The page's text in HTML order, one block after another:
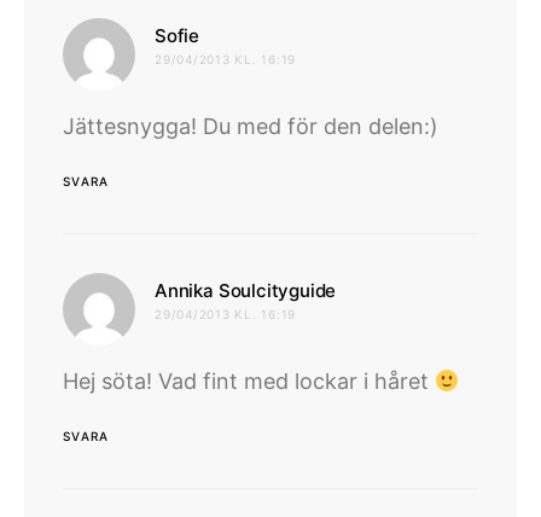
Sofie
29/04/2013 KL. 16:19
Jättesnygga! Du med för den delen:)
SVARA
Annika Soulcityguide
29/04/2013 KL. 16:19
Hej söta! Vad fint med lockar i håret
SVARA